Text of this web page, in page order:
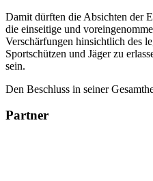
Damit dürften die Absichten der
die einseitige und
Verschärfungen hinsichtlich des
Sportschützen und Jäger zu
sein.
Den Beschluss in seiner
Partner